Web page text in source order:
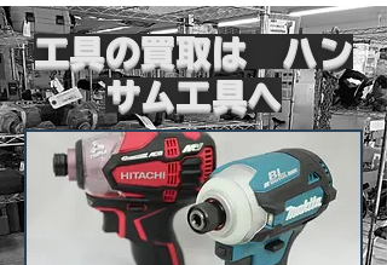
工具の買取は ハン
サム工具へ